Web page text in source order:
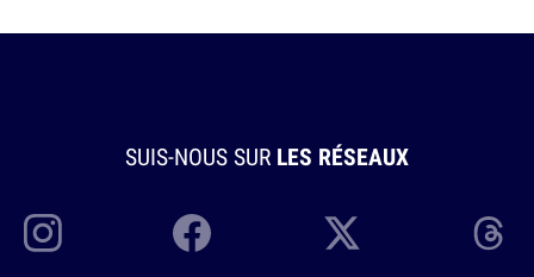
SUIS-NOUS SUR LES RÉSEAUX